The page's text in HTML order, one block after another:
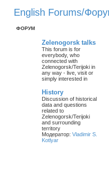
English Forums/
ФОРУМ
Zelenogorsk talks
This forum is for
everybody, who
connected with
Zelenogorsk/Terijoki in
any way - live, visit or
simply interested in
History
Discussion of historical
data and questions
related to
Zelenogorsk/Terijoki
and surrounding
territory
Модератор: Vladimir S.
Kotlyar